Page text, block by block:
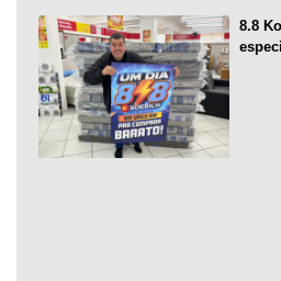
8.8